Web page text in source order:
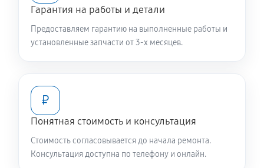
Чистка заливного фильтра-сеточки
Замена мотора вентилятора сушки
1040 руб 60 минут
Замена верхнего противовеса
Гарантия на работы и детали
Предоставляем гарантию на выполненные работы и
установленные запчасти от 3-х месяцев.
₽
Понятная стоимость и консультация
Стоимость согласовывается до начала ремонта.
Консультация доступна по телефону и онлайн.